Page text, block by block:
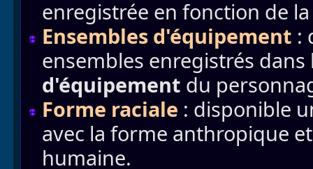
enregistrée en fonction de
Ensembles d'équipement :
ensembles enregistrés
d'équipement du
Forme raciale : disponible
avec la forme anthropique
humaine.